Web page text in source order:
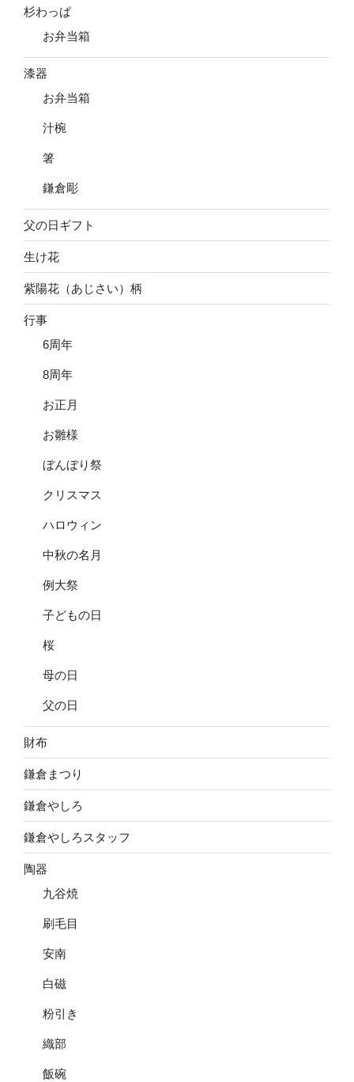
杉わっぱ
お弁当箱
漆器
お弁当箱
汁椀
箸
鎌倉彫
父の日ギフト
生け花
紫陽花（あじさい）柄
行事
6周年
8周年
お正月
お雛様
ぼんぼり祭
クリスマス
ハロウィン
中秋の名月
例大祭
子どもの日
桜
母の日
父の日
財布
鎌倉まつり
鎌倉やしろ
鎌倉やしろスタッフ
陶器
九谷焼
刷毛目
安南
白磁
粉引き
織部
飯碗